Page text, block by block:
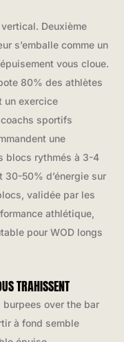
Deuxième
s’emballe comme un
vous cloue.
80% des athlètes
un exercice
sportifs
une
blocs rythmés à 3-4
30-50% d’énergie sur
validée par les
athlétique,
pour WOD longs
TRAHISSENT
over the bar
à fond semble